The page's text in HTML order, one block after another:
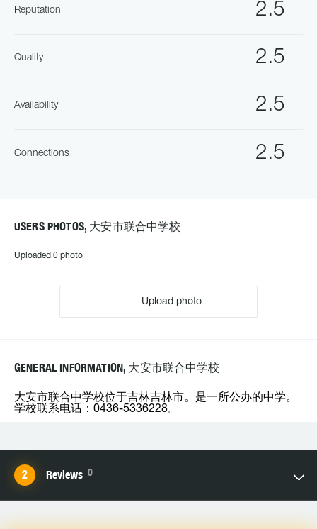
2.5
Reputation
2.5
Quality
2.5
Availability
2.5
Connections
USERS PHOTOS, 大安市联合中学校
Uploaded 0 photo
Upload photo
GENERAL INFORMATION, 大安市联合中学校
大安市联合中学校位于吉林吉林市。是一所公办的中学。
学校联系电话：0436-5336228。
Reviews 0